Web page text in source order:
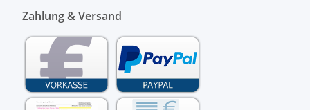
Zahlung & Versand